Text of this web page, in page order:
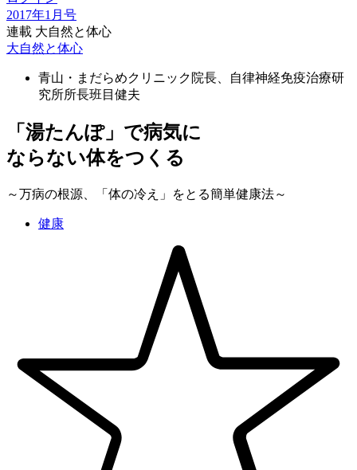
2017年1月号
連載 大自然と体心
大自然と体心
青山・まだらめクリニック院長、自律神経免疫治療研
究所所長班目健夫
「湯たんぽ」で病気に
ならない体をつくる
～万病の根源、「体の冷え」をとる簡単健康法～
健康